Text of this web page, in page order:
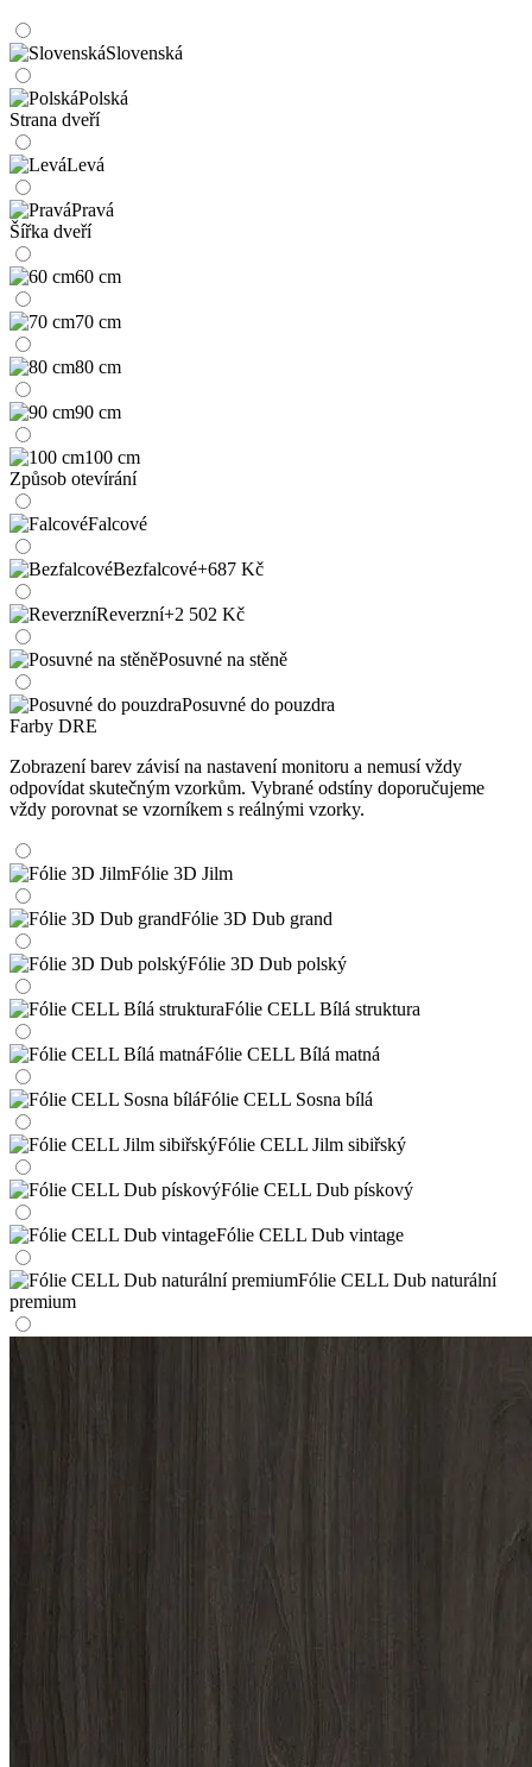
Slovenská
Polská
Strana dveří
Levá
Pravá
Šířka dveří
60 cm
70 cm
80 cm
90 cm
100 cm
Způsob otevírání
Falcové
Bezfalcové+687 Kč
Reverzní+2 502 Kč
Posuvné na stěně
Posuvné do pouzdra
Farby DRE
Zobrazení barev závisí na nastavení monitoru a nemusí vždy
odpovídat skutečným vzorkům. Vybrané odstíny doporučujeme
vždy porovnat se vzorníkem s reálnými vzorky.
Fólie 3D Jilm
Fólie 3D Dub grand
Fólie 3D Dub polský
Fólie CELL Bílá struktura
Fólie CELL Bílá matná
Fólie CELL Sosna bílá
Fólie CELL Jilm sibiřský
Fólie CELL Dub pískový
Fólie CELL Dub vintage
Fólie CELL Dub naturální
premium